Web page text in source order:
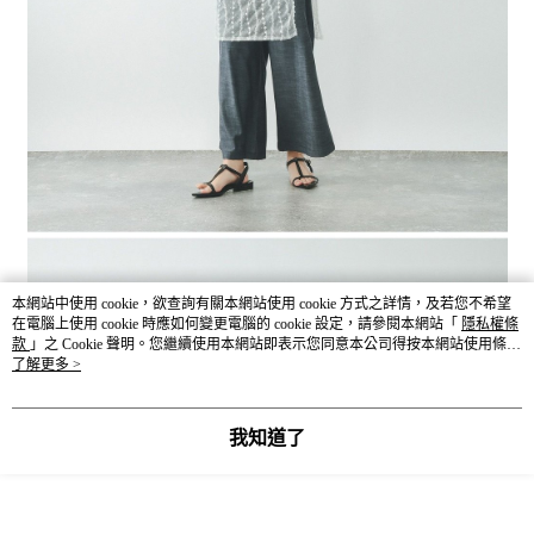
本網站中使用 cookie，欲查詢有關本網站使用 cookie 方式之詳情，及若您不希望
在電腦上使用 cookie 時應如何變更電腦的 cookie 設定，請參閱本網站「 隱私權條
款 」之 Cookie 聲明。您繼續使用本網站即表示您同意本公司得按本網站使用條款
之 Cookie 聲明使用 cookie。
了解更多 >
我知道了